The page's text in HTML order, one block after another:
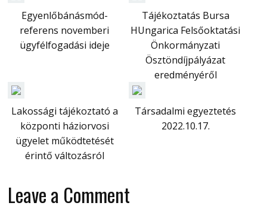
Egyenlőbánásmód-
referens novemberi
ügyfélfogadási ideje
Tájékoztatás Bursa
HUngarica Felsőoktatási
Önkormányzati
Ösztöndíjpályázat
eredményéről
Lakossági tájékoztató a
központi háziorvosi
ügyelet működtetését
érintő változásról
Társadalmi egyeztetés
2022.10.17.
Leave a Comment